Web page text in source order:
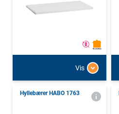
Vis
Hyllebærer HABO 1763